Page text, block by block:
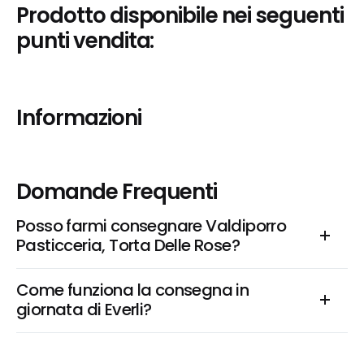
Prodotto disponibile nei seguenti
punti vendita:
Informazioni
Domande Frequenti
Posso farmi consegnare Valdiporro
Pasticceria, Torta Delle Rose?
Come funziona la consegna in
giornata di Everli?